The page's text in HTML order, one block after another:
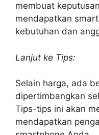
membuat
mendapatkan
kebutuhan dan
Lanjut ke Tips:
Selain harga, ada
dipertimbangkan
Tips-tips ini akan
mendapatkan